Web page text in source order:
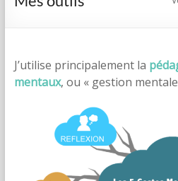
J’utilise principalement la
mentaux, ou « gestion